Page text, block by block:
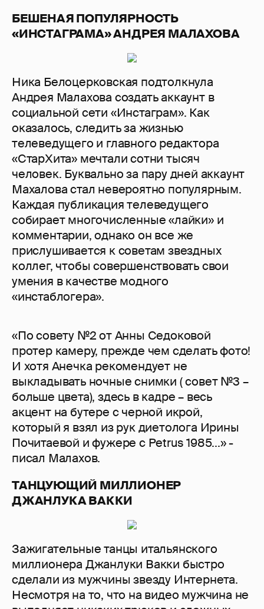
БЕШЕНАЯ ПОПУЛЯРНОСТЬ
«ИНСТАГРАМА» АНДРЕЯ МАЛАХОВА
Ника Белоцерковская подтолкнула
Андрея Малахова создать аккаунт в
социальной сети «Инстаграм». Как
оказалось, следить за жизнью
телеведущего и главного редактора
«СтарХита» мечтали сотни тысяч
человек. Буквально за пару дней аккаунт
Махалова стал невероятно популярным.
Каждая публикация телеведущего
собирает многочисленные «лайки» и
комментарии, однако он все же
прислушивается к советам звездных
коллег, чтобы совершенствовать свои
умения в качестве модного
«инстаблогера».
«По совету №2 от Анны Седоковой
протер камеру, прежде чем сделать фото!
И хотя Анечка рекомендует не
выкладывать ночные снимки ( совет №3 –
больше цвета), здесь в кадре – весь
акцент на бутере с черной икрой,
который я взял из рук диетолога Ирины
Почитаевой и фужере с Petrus 1985...» -
писал Малахов.
ТАНЦУЮЩИЙ МИЛЛИОНЕР
ДЖАНЛУКА ВАККИ
Зажигательные танцы итальянского
миллионера Джанлуки Вакки быстро
сделали из мужчины звезду Интернета.
Несмотря на то, что на видео мужчина не